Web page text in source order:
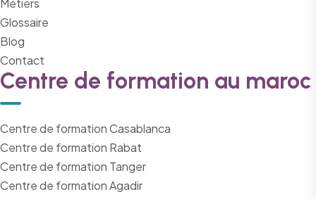
Métiers
Glossaire
Blog
Contact
Centre de formation au maroc
Centre de formation Casablanca
Centre de formation Rabat
Centre de formation Tanger
Centre de formation Agadir